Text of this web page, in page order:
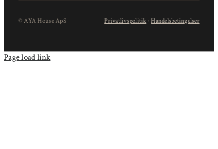
© AYA House ApS Privatlivspolitik ·Handelsbetingelser
Page load link